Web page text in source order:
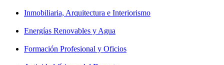
Inmobiliaria, Arquitectura e Interiorismo
Energías Renovables y Agua
Formación Profesional y Oficios